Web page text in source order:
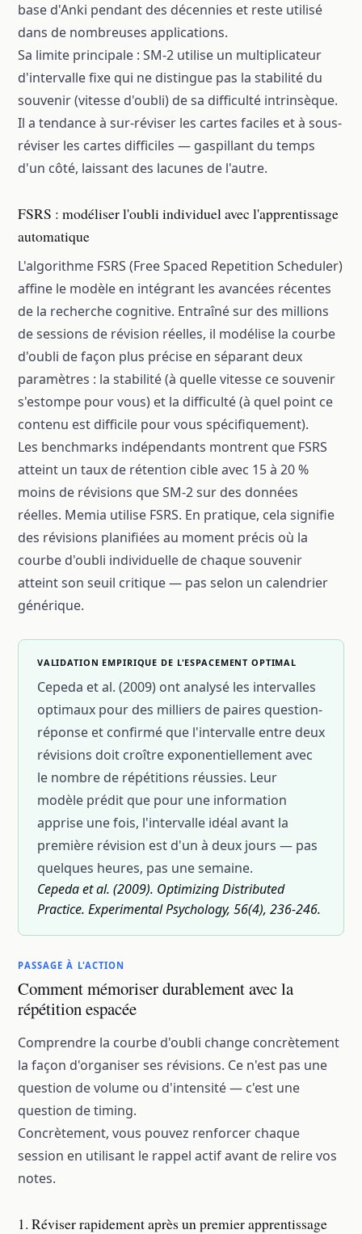
base d'Anki pendant des décennies et reste utilisé
dans de nombreuses applications.
Sa limite principale : SM-2 utilise un multiplicateur
d'intervalle fixe qui ne distingue pas la stabilité du
souvenir (vitesse d'oubli) de sa difficulté intrinsèque.
Il a tendance à sur-réviser les cartes faciles et à sous-
réviser les cartes difficiles — gaspillant du temps
d'un côté, laissant des lacunes de l'autre.
FSRS : modéliser l'oubli individuel avec l'apprentissage
automatique
L'algorithme FSRS (Free Spaced Repetition Scheduler)
affine le modèle en intégrant les avancées récentes
de la recherche cognitive. Entraîné sur des millions
de sessions de révision réelles, il modélise la courbe
d'oubli de façon plus précise en séparant deux
paramètres : la stabilité (à quelle vitesse ce souvenir
s'estompe pour vous) et la difficulté (à quel point ce
contenu est difficile pour vous spécifiquement).
Les benchmarks indépendants montrent que FSRS
atteint un taux de rétention cible avec 15 à 20 %
moins de révisions que SM-2 sur des données
réelles. Memia utilise FSRS. En pratique, cela signifie
des révisions planifiées au moment précis où la
courbe d'oubli individuelle de chaque souvenir
atteint son seuil critique — pas selon un calendrier
générique.
VALIDATION EMPIRIQUE DE L'ESPACEMENT OPTIMAL
Cepeda et al. (2009) ont analysé les intervalles
optimaux pour des milliers de paires question-
réponse et confirmé que l'intervalle entre deux
révisions doit croître exponentiellement avec
le nombre de répétitions réussies. Leur
modèle prédit que pour une information
apprise une fois, l'intervalle idéal avant la
première révision est d'un à deux jours — pas
quelques heures, pas une semaine.
Cepeda et al. (2009). Optimizing Distributed
Practice. Experimental Psychology, 56(4), 236-246.
PASSAGE À L'ACTION
Comment mémoriser durablement avec la
répétition espacée
Comprendre la courbe d'oubli change concrètement
la façon d'organiser ses révisions. Ce n'est pas une
question de volume ou d'intensité — c'est une
question de timing.
Concrètement, vous pouvez renforcer chaque
session en utilisant le rappel actifavant de relire vos
notes.
1. Réviser rapidement après un premier apprentissage